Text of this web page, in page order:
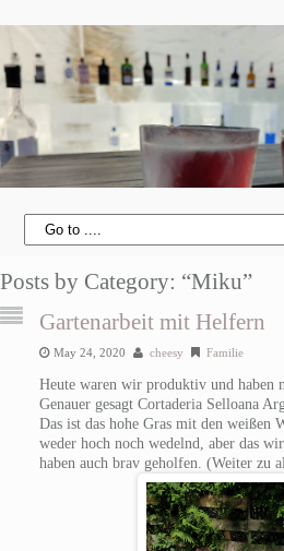
Posts by Category: “Miku”
Gartenarbeit mit Helfern
May 24, 2020 cheesy Familie
Heute waren wir produktiv und haben
Genauer gesagt Cortaderia Selloana
Das ist das hohe Gras mit den weißen
weder hoch noch wedelnd, aber das
haben auch brav geholfen. (Weiter zu